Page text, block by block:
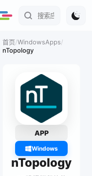
首页/WindowsApps/
nTopology
APP
Windows
nTopology